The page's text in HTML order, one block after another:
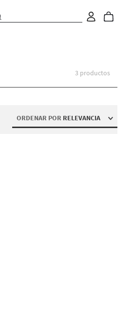
3 productos
ORDENAR POR RELEVANCIA